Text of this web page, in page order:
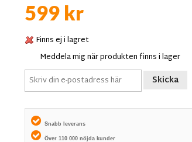
599 kr
Finns ej i lagret
Meddela mig när produkten finns i lager
Skicka
Snabb leverans
Över 110 000 nöjda kunder